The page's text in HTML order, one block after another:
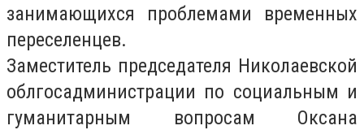
занимающихся проблемами временных
переселенцев.
Заместитель председателя Николаевской
облгосадминистрации по социальным и
гуманитарным вопросам Оксана